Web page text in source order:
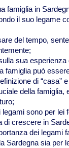
famiglia in
il suo legame
del tempo,
sua
famiglia può
di “casa”
della
sono per
crescere in
dei legami
Sardegna sia per